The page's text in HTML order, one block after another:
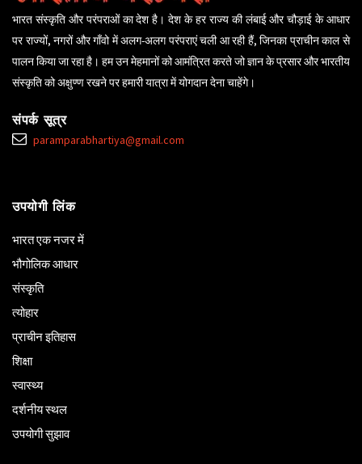
भारत संस्कृति और परंपराओं का देश है। देश के हर राज्य की लंबाई और चौड़ाई के आधार
पर राज्यों, नगरों और गाँवो में अलग-अलग परंपराएं चली आ रही हैं, जिनका प्राचीन काल से
पालन किया जा रहा है। हम उन मेहमानों को आमंत्रित करते जो ज्ञान के प्रसार और भारतीय
संस्कृति को अक्षुण्ण रखने पर हमारी यात्रा में योगदान देना चाहेंगे।
संपर्क सूत्र
paramparabhartiya@gmail.com
उपयोगी लिंक
भारत एक नजर में
भौगोलिक आधार
संस्कृति
त्योहार
प्राचीन इतिहास
शिक्षा
स्वास्थ्य
दर्शनीय स्थल
उपयोगी सुझाव